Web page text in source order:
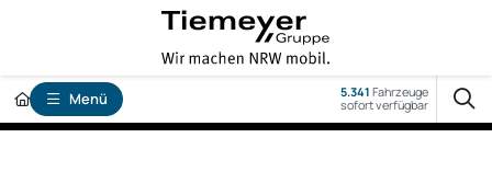
Menü 5.341 Fahrzeuge
sofort verfügbar